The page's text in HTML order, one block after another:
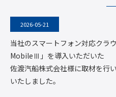
2026-05-21
当社のスマートフォン対応クラ
MobileⅢ」を導入いただいた
佐渡汽船株式会社様に取材を行
いたしました。